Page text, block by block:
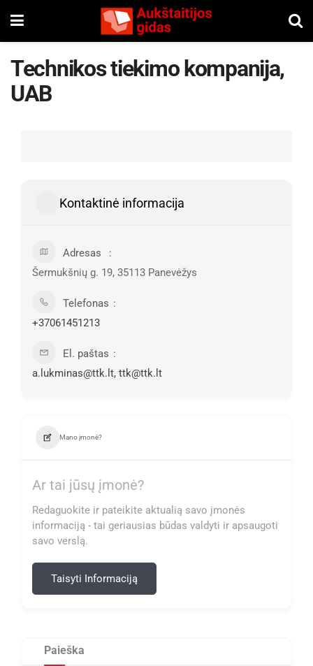
Technikos tiekimo kompanija,
UAB
Kontaktinė informacija
Adresas
Šermukšnių g. 19, 35113 Panevėžys
Telefonas
+37061451213
El. paštas
a.lukminas@ttk.lt, ttk@ttk.lt
Mano įmonė?
Ar tai jūsų įmonė?
Redaguokite ir pateikite aktualią savo įmonės
informaciją - tai geriausias būdas valdyti ir apsaugoti
savo verslą.
Taisyti Informaciją
Paieška